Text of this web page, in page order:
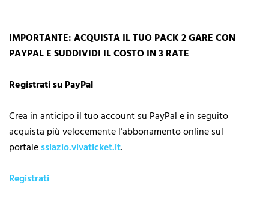
IMPORTANTE: ACQUISTA IL TUO PACK 2 GARE CON
PAYPAL E SUDDIVIDI IL COSTO IN 3 RATE
Registrati su PayPal
Crea in anticipo il tuo account su PayPal e in seguito
acquista più velocemente l’abbonamento online sul
portalesslazio.vivaticket.it.
Registrati